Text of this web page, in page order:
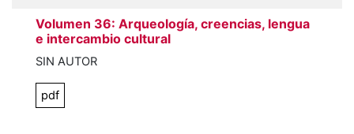
Volumen 36: Arqueología, creencias, lengua
e intercambio cultural
SIN AUTOR
pdf